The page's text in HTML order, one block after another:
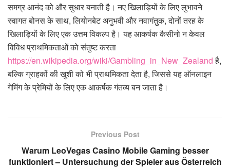
समग्र आनंद को और सुधार बनाती है। नए खिलाड़ियों के लिए लुभावने
स्वागत बोनस के साथ, लियोनबेट अनुभवी और नवागंतुक, दोनों तरह के
खिलाड़ियों के लिए एक उत्तम विकल्प है। यह आकर्षक कैसीनो न केवल
विविध प्राथमिकताओं को संतुष्ट करता
https://en.wikipedia.org/wiki/Gambling_in_New_Zealandहै,
बल्कि ग्राहकों की खुशी को भी प्राथमिकता देता है, जिससे यह ऑनलाइन
गेमिंग के प्रेमियों के लिए एक आकर्षक गंतव्य बन जाता है।
Previous Post
Warum LeoVegas Casino Mobile Gaming besser
funktioniert – Untersuchung der Spieler aus Österreich